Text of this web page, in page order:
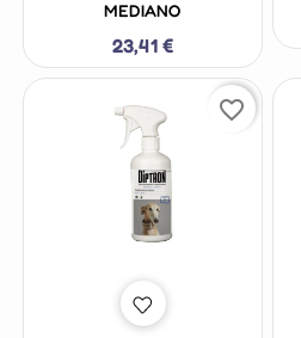
MEDIANO
23,41 €
favorite_border